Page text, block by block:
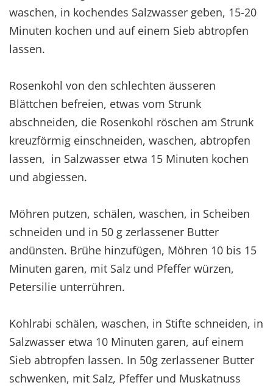
waschen, in kochendes Salzwasser geben, 15-20
Minuten kochen und auf einem Sieb abtropfen
lassen.
Rosenkohl von den schlechten äusseren
Blättchen befreien, etwas vom Strunk
abschneiden, die Rosenkohl röschen am Strunk
kreuzförmig einschneiden, waschen, abtropfen
lassen, in Salzwasser etwa 15 Minuten kochen
und abgiessen.
Möhren putzen, schälen, waschen, in Scheiben
schneiden und in 50 g zerlassener Butter
andünsten. Brühe hinzufügen, Möhren 10 bis 15
Minuten garen, mit Salz und Pfeffer würzen,
Petersilie unterrühren.
Kohlrabi schälen, waschen, in Stifte schneiden, in
Salzwasser etwa 10 Minuten garen, auf einem
Sieb abtropfen lassen. In 50g zerlassener Butter
schwenken, mit Salz, Pfeffer und Muskatnuss